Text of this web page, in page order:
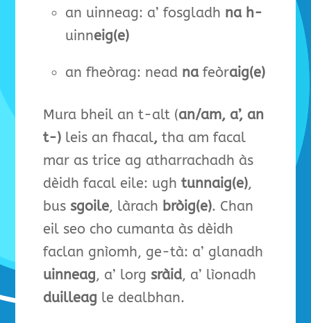
an uinneag: a’ fosgladh na h-
uinneig(e)
an fheòrag: nead nafeòraig(e)
Mura bheil an t-alt (an/am, a’, an
t-) leis an fhacal,tha am facal
mar as trice ag atharrachadh às
dèidh facal eile: ugh tunnaig(e),
bussgoile, làrach bròig(e). Chan
eil seo cho cumanta às dèidh
faclan gnìomh, ge-tà: a’ glanadh
uinneag, a’ lorgsràid, a’ lìonadh
duilleag le dealbhan.